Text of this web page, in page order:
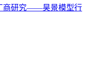
商研究——昊景模型行